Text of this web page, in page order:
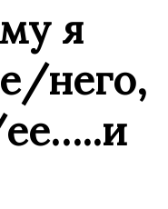
я
него,